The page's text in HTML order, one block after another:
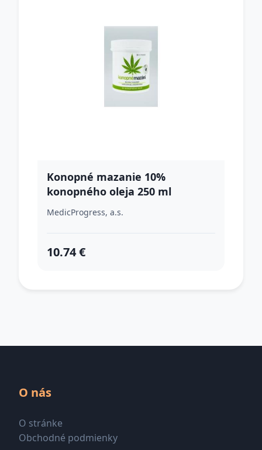
Konopné mazanie 10%
konopného oleja 250 ml
MedicProgress, a.s.
10.74 €
O nás
O stránke
Obchodné podmienky